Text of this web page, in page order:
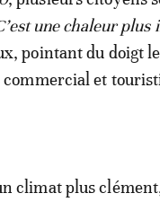
une chaleur plus
pointant du doigt
et
climat plus